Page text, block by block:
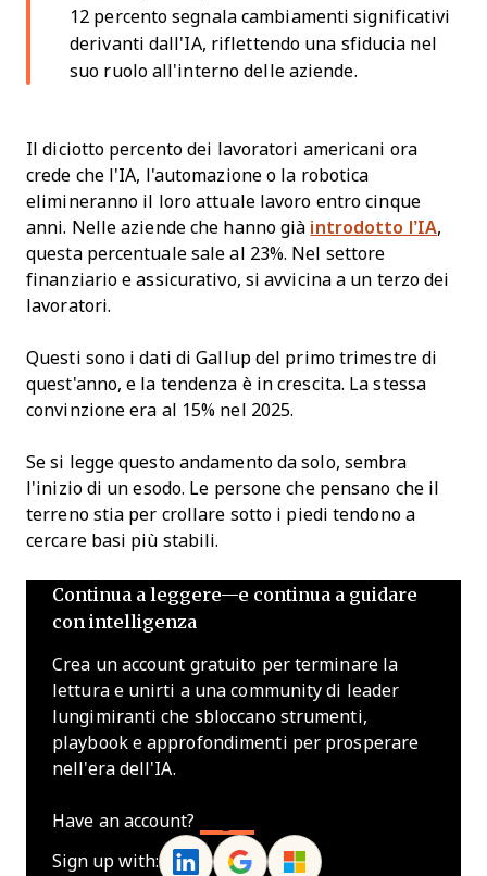
12 percento segnala cambiamenti significativi
derivanti dall'IA, riflettendo una sfiducia nel
suo ruolo all'interno delle aziende.
Il diciotto percento dei lavoratori americani ora
crede che l'IA, l'automazione o la robotica
elimineranno il loro attuale lavoro entro cinque
anni. Nelle aziende che hanno già introdotto l’IA,
questa percentuale sale al 23%. Nel settore
finanziario e assicurativo, si avvicina a un terzo dei
lavoratori.
Questi sono i dati di Gallup del primo trimestre di
quest'anno, e la tendenza è in crescita. La stessa
convinzione era al 15% nel 2025.
Se si legge questo andamento da solo, sembra
l'inizio di un esodo. Le persone che pensano che il
terreno stia per crollare sotto i piedi tendono a
cercare basi più stabili.
Continua a leggere—e continua a guidare
con intelligenza
Crea un account gratuito per terminare la
lettura e unirti a una community di leader
lungimiranti che sbloccano strumenti,
playbook e approfondimenti per prosperare
nell'era dell'IA.
Have an account?
Sign up with: